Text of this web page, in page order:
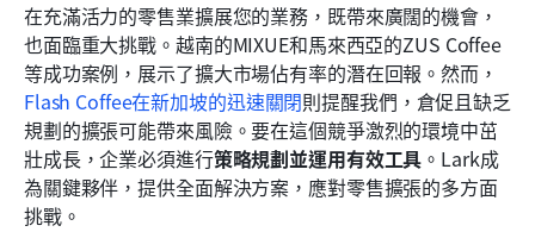
在充滿活力的零售業擴展您的業務，既帶來廣闊的機會，
也面臨重大挑戰。越南的MIXUE和馬來西亞的ZUS Coffee
等成功案例，展示了擴大市場佔有率的潛在回報。然而，
Flash Coffee在新加坡的迅速關閉則提醒我們，倉促且缺乏
規劃的擴張可能帶來風險。要在這個競爭激烈的環境中茁
壯成長，企業必須進行策略規劃並運用有效工具 。Lark成
為關鍵夥伴，提供全面解決方案，應對零售擴張的多方面
挑戰。
為店鋪擴展解鎖數據洞察
掌握全球零售：克服文化障礙
加強擴展門市的溝通